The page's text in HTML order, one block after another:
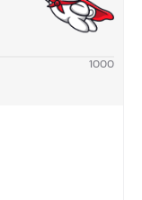
1000